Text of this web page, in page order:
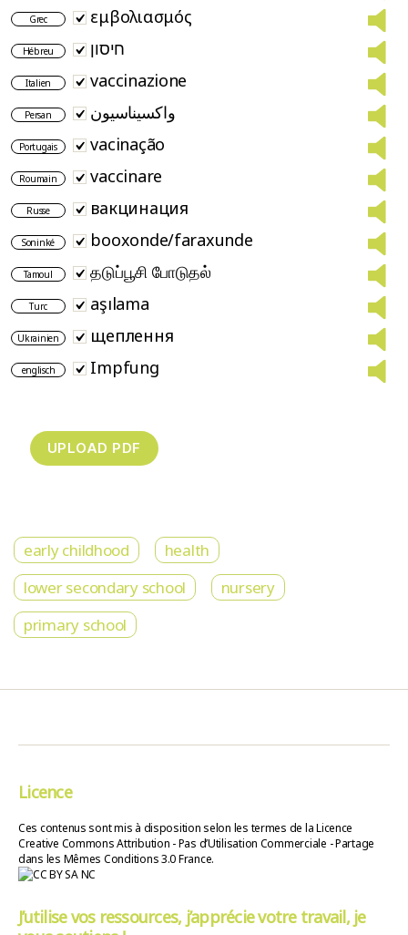
Grec εμβολιασμός
Hébreu חיסון
Italien vaccinazione
Persan واکسیناسیون
Portugais vacinação
Roumain vaccinare
Russe вакцинация
Soninké booxonde/faraxunde
Tamoul தடுப்பூசி போடுதல்
Turc aşılama
Ukrainien щеплення
englisch Impfung
early childhood
health
lower secondary school
nursery
primary school
Licence
Ces contenus sont mis à disposition selon les termes de la Licence
Creative Commons Attribution - Pas d’Utilisation Commerciale - Partage
dans les Mêmes Conditions 3.0 France.
J’utilise vos ressources, j’apprécie votre travail, je